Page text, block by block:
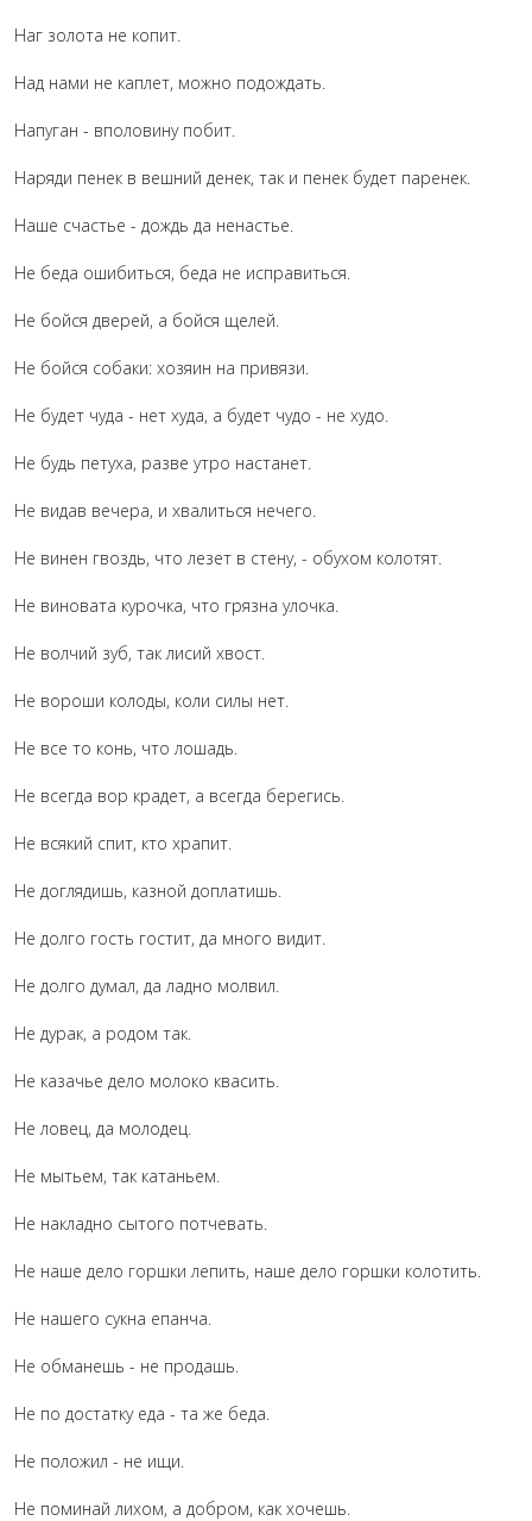
Наг золота не копит.
Над нами не каплет, можно подождать.
Напуган - вполовину побит.
Наряди пенек в вешний денек, так и пенек будет паренек.
Наше счастье - дождь да ненастье.
Не беда ошибиться, беда не исправиться.
Не бойся дверей, а бойся щелей.
Не бойся собаки: хозяин на привязи.
Не будет чуда - нет худа, а будет чудо - не худо.
Не будь петуха, разве утро настанет.
Не видав вечера, и хвалиться нечего.
Не винен гвоздь, что лезет в стену, - обухом колотят.
Не виновата курочка, что грязна улочка.
Не волчий зуб, так лисий хвост.
Не вороши колоды, коли силы нет.
Не все то конь, что лошадь.
Не всегда вор крадет, а всегда берегись.
Не всякий спит, кто храпит.
Не доглядишь, казной доплатишь.
Не долго гость гостит, да много видит.
Не долго думал, да ладно молвил.
Не дурак, а родом так.
Не казачье дело молоко квасить.
Не ловец, да молодец.
Не мытьем, так катаньем.
Не накладно сытого потчевать.
Не наше дело горшки лепить, наше дело горшки колотить.
Не нашего сукна епанча.
Не обманешь - не продашь.
Не по достатку еда - та же беда.
Не положил - не ищи.
Не поминай лихом, а добром, как хочешь.